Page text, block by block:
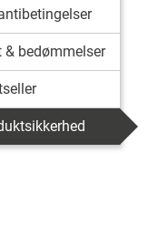
& bedømmelser